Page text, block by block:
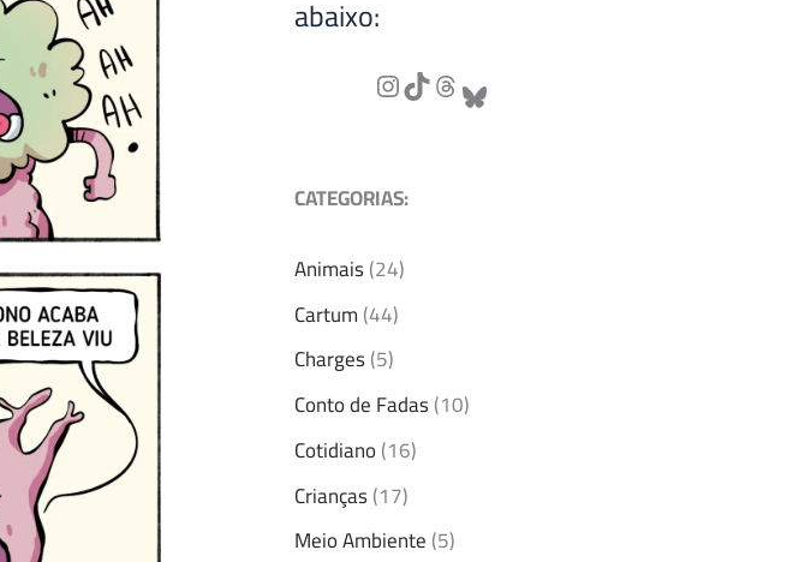
abaixo:
CATEGORIAS:
Animais(24)
Cartum(44)
Charges(5)
Conto de Fadas(10)
Cotidiano(16)
Crianças(17)
Meio Ambiente(5)